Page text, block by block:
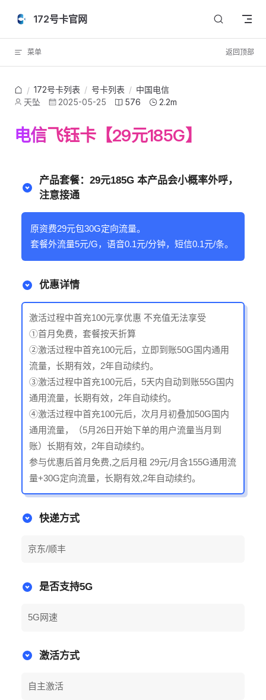
Skip to content
172号卡官网
菜单 返回顶部
/ 172号卡列表 / 号卡列表 / 中国电信
天坠
2025-05-25 576 2.2m
电信飞钰卡【29元185G】
产品套餐：29元185G 本产品会小概率外呼，
注意接通
原资费29元包30G定向流量。
套餐外流量5元/G，语音0.1元/分钟，短信0.1元/条。
优惠详情
激活过程中首充100元享优惠 不充值无法享受
①首月免费，套餐按天折算
②激活过程中首充100元后，立即到账50G国内通用
流量，长期有效，2年自动续约。
③激活过程中首充100元后，5天内自动到账55G国内
通用流量，长期有效，2年自动续约。
④激活过程中首充100元后，次月月初叠加50G国内
通用流量，（5月26日开始下单的用户流量当月到
账）长期有效，2年自动续约。
参与优惠后首月免费,之后月租 29元/月含155G通用流
量+30G定向流量，长期有效,2年自动续约。
快递方式
京东/顺丰
是否支持5G
5G网速
激活方式
自主激活